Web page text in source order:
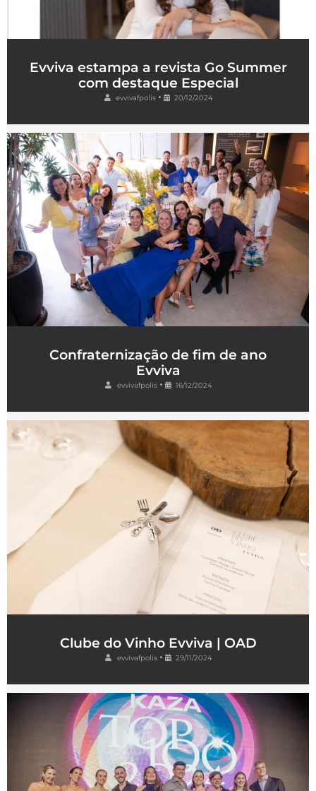
Evviva estampa a revista Go Summer
com destaque Especial
evvivafpolis • 20/12/2024
Confraternização de fim de ano
Evviva
evvivafpolis • 16/12/2024
Clube do Vinho Evviva | OAD
evvivafpolis • 29/11/2024